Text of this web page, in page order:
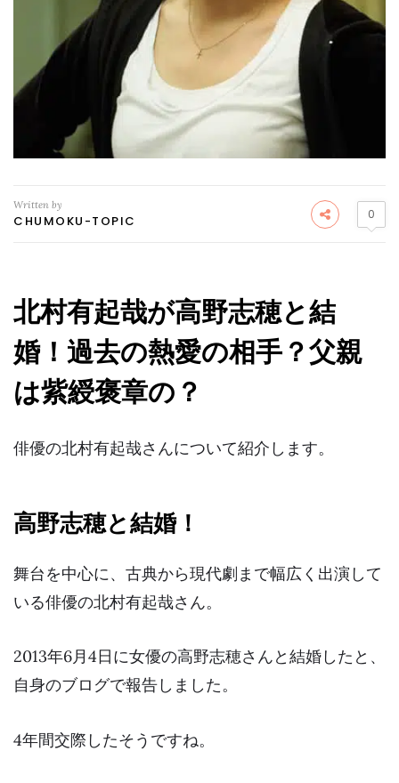
Written by
CHUMOKU-TOPIC 0
北村有起哉が高野志穂と結
婚！過去の熱愛の相手？父親
は紫綬褒章の？
俳優の北村有起哉さんについて紹介します。
高野志穂と結婚！
舞台を中心に、古典から現代劇まで幅広く出演して
いる俳優の北村有起哉さん。
2013年6月4日に女優の高野志穂さんと結婚したと、
自身のブログで報告しました。
4年間交際したそうですね。